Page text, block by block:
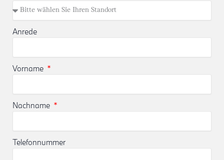
Anrede
Vorname
Nachname
Telefonnummer